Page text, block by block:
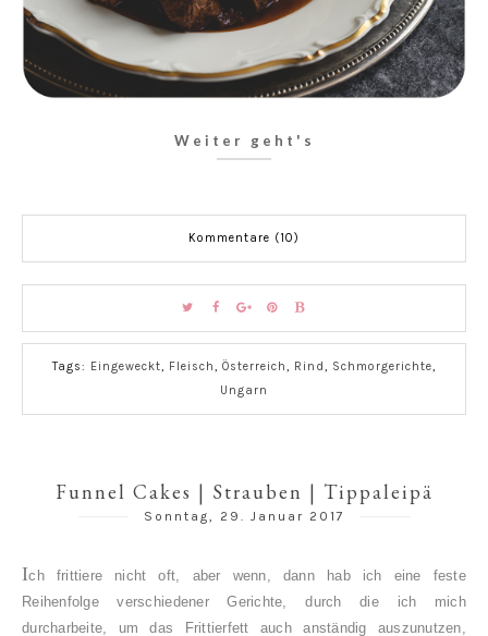
Weiter geht's
Kommentare (10)
Tags: Eingeweckt, Fleisch, Österreich, Rind, Schmorgerichte,
Ungarn
Funnel Cakes | Strauben | Tippaleipä
Sonntag, 29. Januar 2017
Ich frittiere nicht oft, aber wenn, dann hab ich eine feste
Reihenfolge verschiedener Gerichte, durch die ich mich
durcharbeite, um das Frittierfett auch anständig auszunutzen,